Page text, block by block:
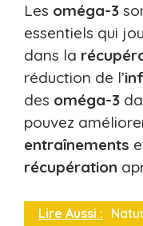
Les oméga-3
essentiels qui
dans la
réduction de l’
des oméga-3
pouvez
entraînements
récupération
Lire Aussi :